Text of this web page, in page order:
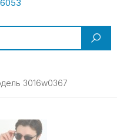
3016w0367